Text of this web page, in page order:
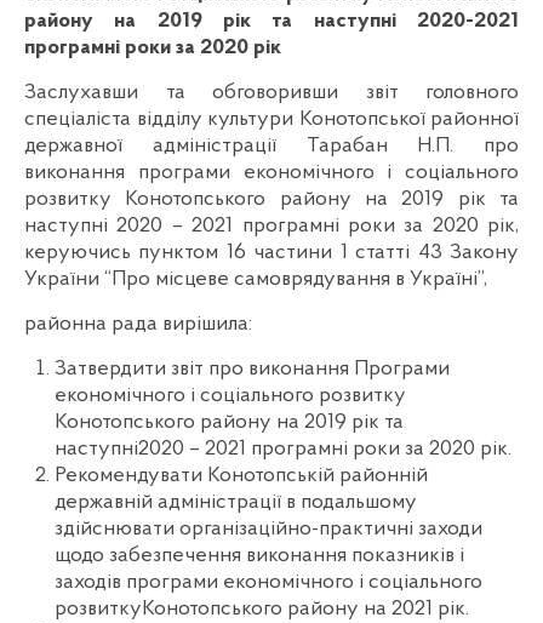
району на 2019 рік та наступні 2020-2021
програмні роки за 2020 рік
Заслухавши та обговоривши звіт головного
спеціаліста відділу культури Конотопської районної
державної адміністрації Тарабан Н.П. про
виконання програми економічного і соціального
розвитку Конотопського району на 2019 рік та
наступні 2020 – 2021 програмні роки за 2020 рік,
керуючись пунктом 16 частини 1 статті 43 Закону
України “Про місцеве самоврядування в Україні”,
районна рада вирішила:
Затвердити звіт про виконання Програми
економічного і соціального розвитку
Конотопського району на 2019 рік та
наступні2020 – 2021 програмні роки за 2020 рік.
Рекомендувати Конотопській районній
державній адміністрації в подальшому
здійснювати організаційно-практичні заходи
щодо забезпечення виконання показників і
заходів програми економічного і соціального
розвиткуКонотопського району на 2021 рік.